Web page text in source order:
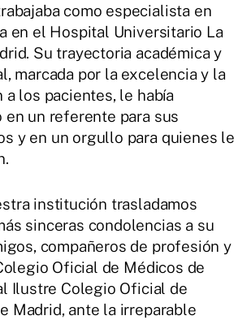
como especialista en
en el Hospital Universitario La
Su trayectoria académica y
marcada por la excelencia y la
a los pacientes, le había
en un referente para sus
y en un orgullo para quienes le
institución trasladamos
sinceras condolencias a su
compañeros de profesión y
Oficial de Médicos de
Ilustre Colegio Oficial de
Madrid, ante la irreparable